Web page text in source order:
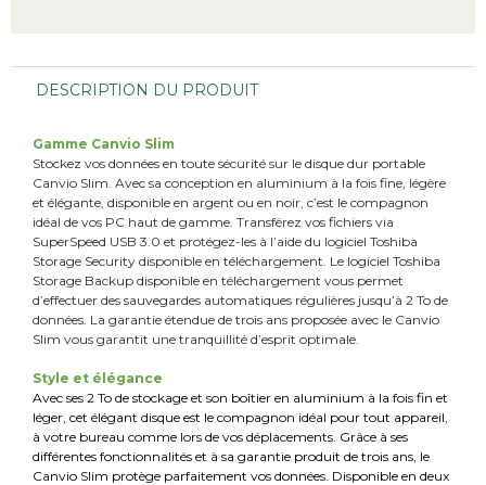
DESCRIPTION DU PRODUIT
Gamme Canvio Slim
Stockez vos données en toute sécurité sur le disque dur portable
Canvio Slim. Avec sa conception en aluminium à la fois fine, légère
et élégante, disponible en argent ou en noir, c’est le compagnon
idéal de vos PC haut de gamme. Transférez vos fichiers via
SuperSpeed USB 3.0 et protégez-les à l’aide du logiciel Toshiba
Storage Security disponible en téléchargement. Le logiciel Toshiba
Storage Backup disponible en téléchargement vous permet
d’effectuer des sauvegardes automatiques régulières jusqu’à 2 To de
données. La garantie étendue de trois ans proposée avec le Canvio
Slim vous garantit une tranquillité d’esprit optimale.
Style et élégance
Avec ses 2 To de stockage et son boîtier en aluminium à la fois fin et
léger, cet élégant disque est le compagnon idéal pour tout appareil,
à votre bureau comme lors de vos déplacements. Grâce à ses
différentes fonctionnalités et à sa garantie produit de trois ans, le
Canvio Slim protège parfaitement vos données. Disponible en deux